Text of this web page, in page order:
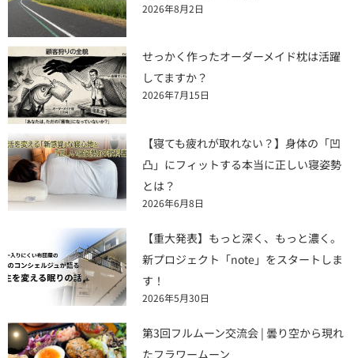
2026年8月2日
せっかく作ったオーダーメイド枕は活躍
してますか？
2026年7月15日
【寝ても疲れが取れない？】身体の「凹
凸」にフィットする本当に正しい寝姿勢
とは？
2026年6月8日
【重大発表】もっと深く、もっと濃く。
新プロジェクト「note」をスタートしま
す！
2026年5月30日
第3回フルムーン交流会 | 曇り空から現れ
たフラワームーン